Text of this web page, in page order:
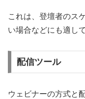
これは、登壇者のス
い場合などにも適し
配信ツール
ウェビナーの方式と